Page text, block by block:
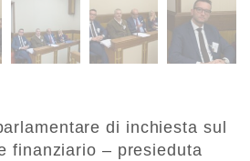
di inchiesta sul
finanziario – presieduta